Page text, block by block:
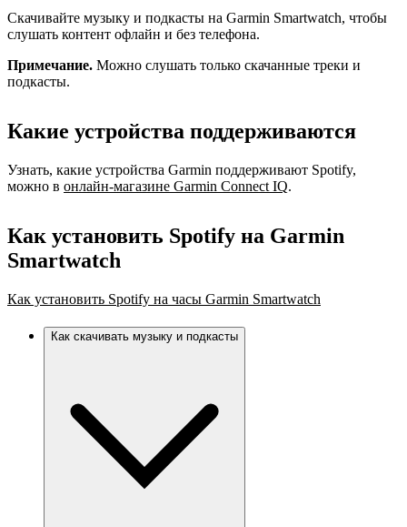
Скачивайте музыку и подкасты на Garmin Smartwatch, чтобы
слушать контент офлайн и без телефона.
Примечание. Можно слушать только скачанные треки и
подкасты.
Какие устройства поддерживаются
Узнать, какие устройства Garmin поддерживают Spotify,
можно в онлайн-магазине Garmin Connect IQ.
Как установить Spotify на Garmin
Smartwatch
Как установить Spotify на часы Garmin Smartwatch
Как скачивать музыку и подкасты